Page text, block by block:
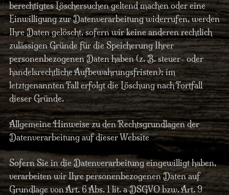
berechtigtes Löschersuchen geltend machen oder eine
Einwilligung zur Datenverarbeitung widerrufen, werden
Ihre Daten gelöscht, sofern wir keine anderen rechtlich
zulässigen Gründe für die Speicherung Ihrer
personenbezogenen Daten haben (z. B. steuer- oder
handelsrechtliche Aufbewahrungsfristen); im
letztgenannten Fall erfolgt die Löschung nach Fortfall
dieser Gründe.
Allgemeine Hinweise zu den Rechtsgrundlagen der
Datenverarbeitung auf dieser Website
Sofern Sie in die Datenverarbeitung eingewilligt haben,
verarbeiten wir Ihre personenbezogenen Daten auf
Grundlage von Art. 6 Abs. 1 lit. a DSGVO bzw. Art. 9